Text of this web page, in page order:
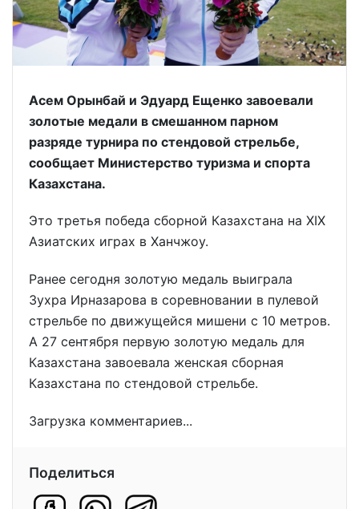
Асем Орынбай и Эдуард Ещенко завоевали
золотые медали в смешанном парном
разряде турнира по стендовой стрельбе,
сообщает Министерство туризма и спорта
Казахстана.
Это третья победа сборной Казахстана на XIX
Азиатских играх в Ханчжоу.
Ранее сегодня золотую медаль выиграла
Зухра Ирназарова в соревновании в пулевой
стрельбе по движущейся мишени с 10 метров.
А 27 сентября первую золотую медаль для
Казахстана завоевала женская сборная
Казахстана по стендовой стрельбе.
Загрузка комментариев...
Поделиться